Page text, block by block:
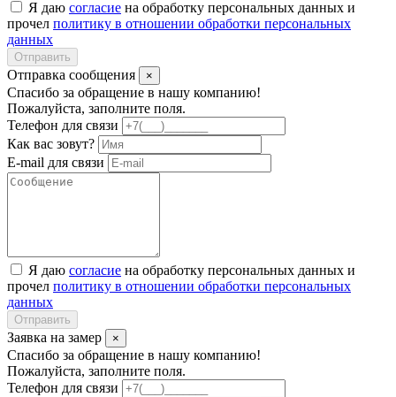
Я даю согласие на обработку персональных данных и
прочел политику в отношении обработки персональных
данных
Отправить
Отправка сообщения ×
Спасибо за обращение в нашу компанию!
Пожалуйста, заполните поля.
Телефон для связи
Как вас зовут?
E-mail для связи
Я даю согласие на обработку персональных данных и
прочел политику в отношении обработки персональных
данных
Отправить
Заявка на замер ×
Спасибо за обращение в нашу компанию!
Пожалуйста, заполните поля.
Телефон для связи